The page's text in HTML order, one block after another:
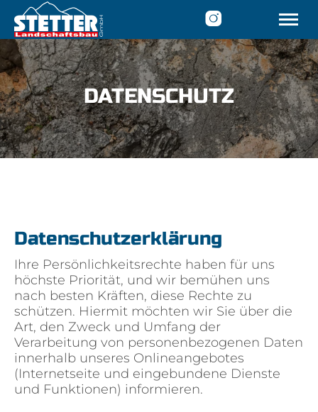
STARTSEITE
LEISTUNGEN
ÜBER UNS
JOBS
KONTAKT & SERVICE
Tel.08326 366 197
DATENSCHUTZ
Datenschutzerklärung
Ihre Persönlichkeitsrechte haben für uns
höchste Priorität, und wir bemühen uns
nach besten Kräften, diese Rechte zu
schützen. Hiermit möchten wir Sie über die
Art, den Zweck und Umfang der
Verarbeitung von personenbezogenen Daten
innerhalb unseres Onlineangebotes
(Internetseite und eingebundene Dienste
und Funktionen) informieren.